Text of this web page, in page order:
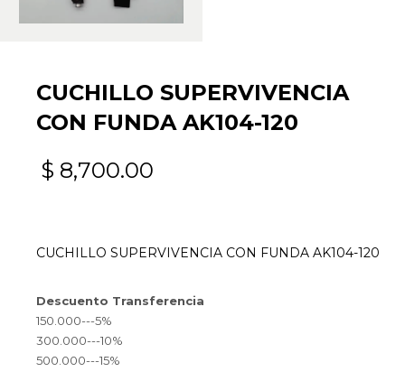
CUCHILLO SUPERVIVENCIA
CON FUNDA AK104-120
$ 8,700.00
CUCHILLO SUPERVIVENCIA CON FUNDA AK104-120
Descuento Transferencia
150.000---5%
300.000---10%
500.000---15%